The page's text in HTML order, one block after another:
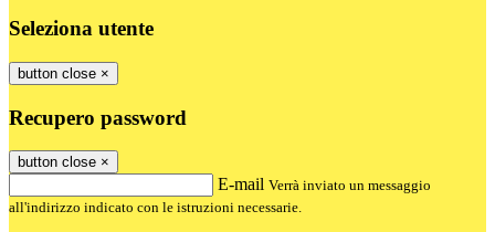
Seleziona utente
button close ×
Recupero password
button close ×
E-mail Verrà inviato un messaggio
all'indirizzo indicato con le istruzioni necessarie.